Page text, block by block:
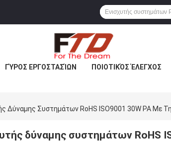
ΓΎΡΟΣ ΕΡΓΟΣΤΑΣΊΩΝ ΠΟΙΟΤΙΚΌΣ ΈΛΕΓΧΟΣ
Δύναμης Συστημάτων RoHS ISO9001 30W PA Με
δύναμης συστημάτων RoHS